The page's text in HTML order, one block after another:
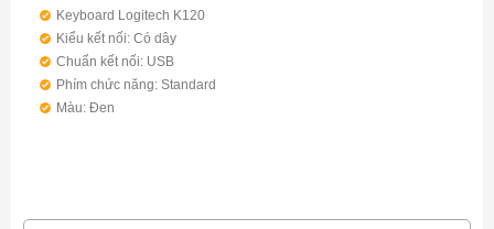
Keyboard Logitech K120
Kiểu kết nối: Có dây
Chuẩn kết nối: USB
Phím chức năng: Standard
Màu: Đen